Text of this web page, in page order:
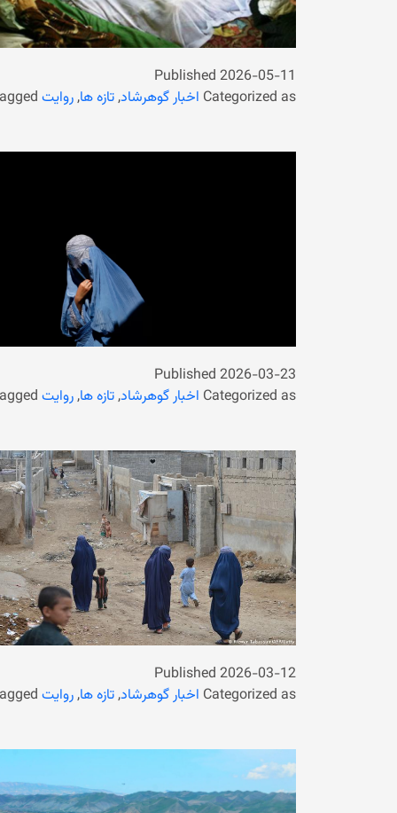
Published 2026-05-11
Categorized as اخبار گوهرشاد,تازه ها,روایت
Published 2026-03-23
Categorized as اخبار گوهرشاد,تازه ها,روایت
Published 2026-03-12
Categorized as اخبار گوهرشاد,تازه ها,روایت